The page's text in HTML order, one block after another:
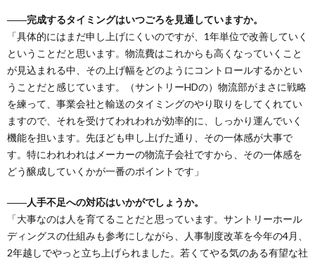
――完成するタイミングはいつごろを見通していますか。
「具体的にはまだ申し上げにくいのですが、1年単位で改善していく
ということだと思います。物流費はこれからも高くなっていくこと
が見込まれる中、その上げ幅をどのようにコントロールするかとい
うことだと感じています。（サントリーHDの）物流部がまさに戦略
を練って、事業会社と輸送のタイミングのやり取りをしてくれてい
ますので、それを受けてわれわれが効率的に、しっかり運んでいく
機能を担います。先ほども申し上げた通り、その一体感が大事で
す。特にわれわれはメーカーの物流子会社ですから、その一体感を
どう醸成していくかが一番のポイントです」
――人手不足への対応はいかがでしょうか。
「大事なのは人を育てることだと思っています。サントリーホール
ディングスの仕組みも参考にしながら、人事制度改革を今年の4月、
2年越しでやっと立ち上げられました。若くてやる気のある有望な社